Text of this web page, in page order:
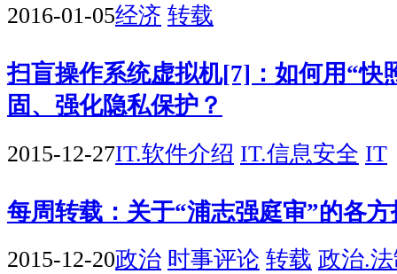
2016-01-05经济 转载
扫盲操作系统虚拟机[7]：如何用“快
固、强化隐私保护？
2015-12-27IT.软件介绍 IT.信息安全 IT
每周转载：关于“浦志强庭审”的各
2015-12-20政治 时事评论 转载 政治.